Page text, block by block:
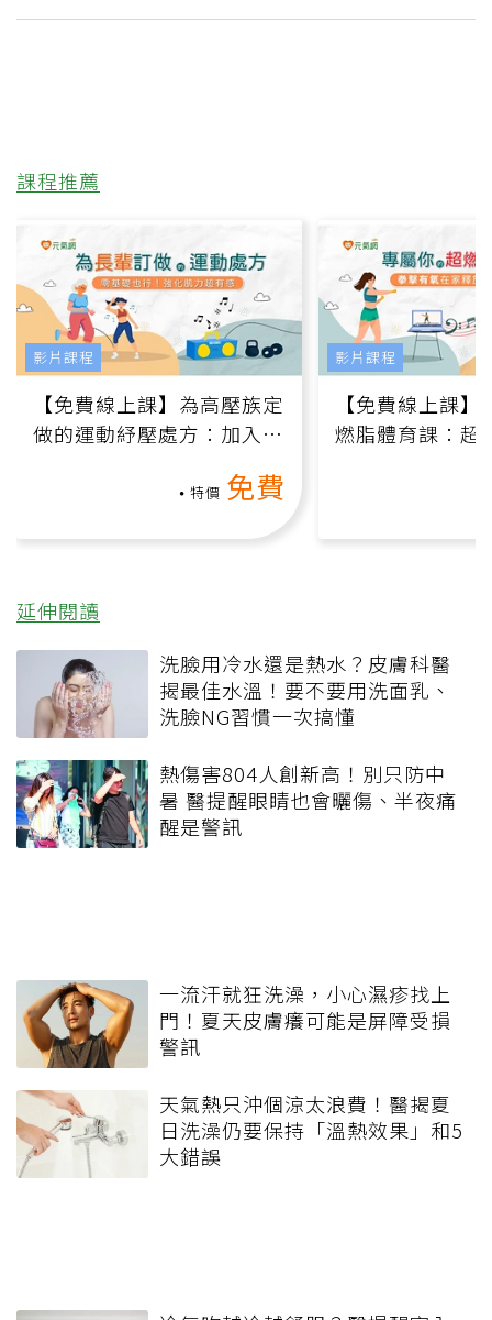
課程推薦
【免費線上課】為高壓族定
做的運動紓壓處方：加入行
特價 免費
影片課程
【免費線上課
燃脂體育課：超
影片課程
延伸閱讀
洗臉用冷水還是熱水？皮膚科醫
揭最佳水溫！要不要用洗面乳、
洗臉NG習慣一次搞懂
熱傷害804人創新高！別只防中
暑 醫提醒眼睛也會曬傷、半夜痛
醒是警訊
一流汗就狂洗澡，小心濕疹找上
門！夏天皮膚癢可能是屏障受損
警訊
天氣熱只沖個涼太浪費！醫揭夏
日洗澡仍要保持「溫熱效果」和5
大錯誤